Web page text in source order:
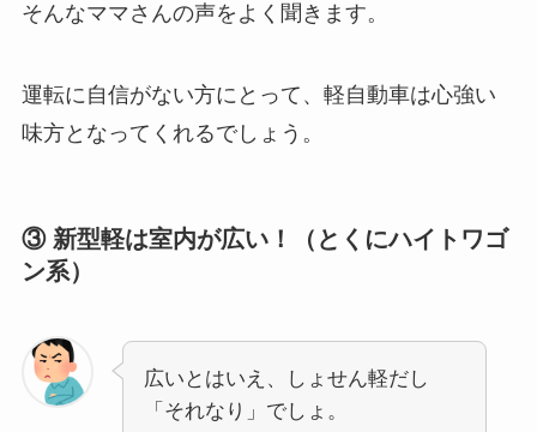
そんなママさんの声をよく聞きます。
運転に自信がない方にとって、軽自動車は心強い
味方となってくれるでしょう。
③ 新型軽は室内が広い！（とくにハイトワゴ
ン系）
広いとはいえ、しょせん軽だし
「それなり」でしょ。